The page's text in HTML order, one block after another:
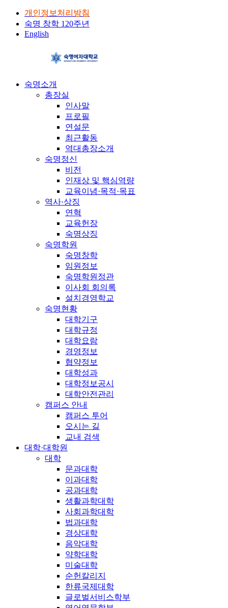
개인정보처리방침
숙명 창학 120주년
English
숙명소개
총장실
인사말
프로필
연설문
최근활동
역대총장소개
숙명정신
비전
인재상 및 핵심역량
교육이념·목적·목표
역사·상징
연혁
교육헌장
숙명상징
숙명학원
숙명창학
임원정보
숙명학원정관
이사회 회의록
설치경영학교
숙명현황
대학기구
대학규정
대학요람
경영정보
협약정보
대학성과
대학정보공시
대학안전관리
캠퍼스 안내
캠퍼스 투어
오시는 길
교내 검색
대학·대학원
대학
문과대학
이과대학
공과대학
생활과학대학
사회과학대학
법과대학
경상대학
음악대학
약학대학
미술대학
순헌칼리지
한류국제대학
글로벌서비스학부